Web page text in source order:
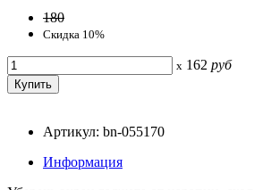
180
Скидка 10%
x 162 руб
Артикул: bn-055170
Информация